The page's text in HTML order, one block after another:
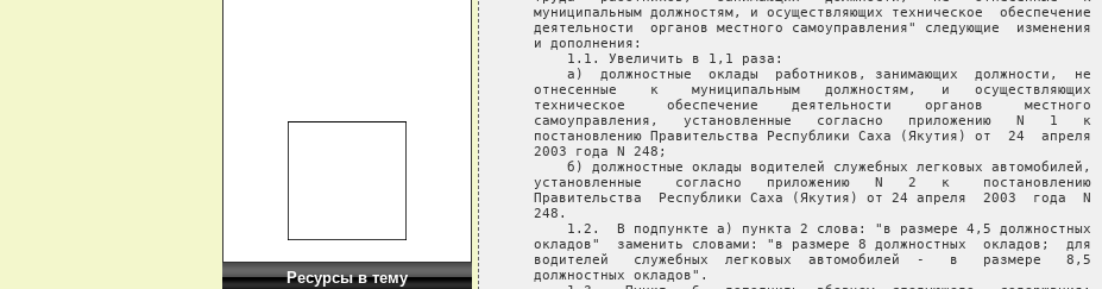
Ресурсы в тему
   муниципальным должностям, и осуществляющих техническое  обеспечение
   деятельности  органов местного самоуправления" следующие  изменения
   и дополнения:
       1.1. Увеличить в 1,1 раза:
       а)  должностные  оклады  работников, занимающих  должности,  не
   отнесенные    к    муниципальным   должностям,   и   осуществляющих
   техническое     обеспечение    деятельности    органов     местного
   самоуправления,   установленные   согласно   приложению   N   1   к
   постановлению Правительства Республики Саха (Якутия) от  24  апреля
   2003 года N 248;
       б) должностные оклады водителей служебных легковых автомобилей,
   установленные    согласно   приложению   N   2   к    постановлению
   Правительства  Республики Саха (Якутия) от 24 апреля  2003  года  N
   248.
       1.2.  В подпункте а) пункта 2 слова: "в размере 4,5 должностных
   окладов"  заменить словами: "в размере 8 должностных  окладов;  для
   водителей   служебных  легковых  автомобилей  -   в   размере   8,5
   должностных окладов".